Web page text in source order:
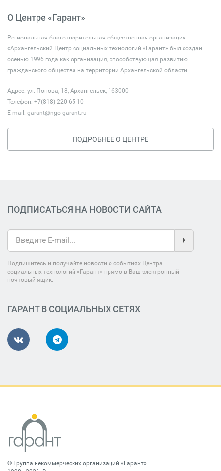
О Центре «Гарант»
Региональная благотворительная общественная организация
«Архангельский Центр социальных технологий «Гарант» был создан
осенью 1996 года как организация, способствующая развитию
гражданского общества на территории Архангельской области
Адрес: ул. Попова, 18, Архангельск, 163000
Телефон: +7(818) 220-65-10
E-mail: garant@ngo-garant.ru
ПОДРОБНЕЕ О ЦЕНТРЕ
ПОДПИСАТЬСЯ НА НОВОСТИ САЙТА
Подпишитесь и получайте новости о событиях Центра
социальных технологий «Гарант» прямо в Ваш электронный
почтовый ящик.
ГАРАНТ В СОЦИАЛЬНЫХ СЕТЯХ
© Группа некоммерческих организаций «Гарант».